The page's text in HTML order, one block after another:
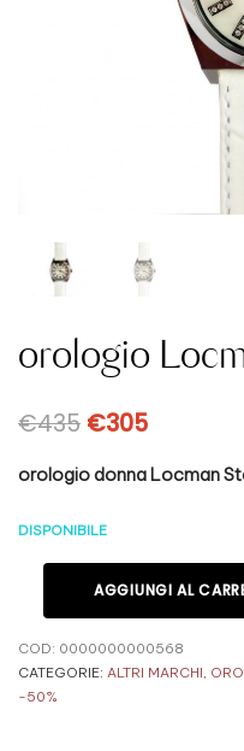
orologio
€435 €305
orologio donna Locman
DISPONIBILE
AGGIUNGI AL
COD: 0000000000568
CATEGORIE: ALTRI MARCHI
-50%